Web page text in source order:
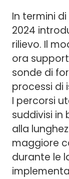
In termini
2024
rilievo. Il
ora
sonde di
processi di
I percorsi
suddivisi in
alla
maggiore
durante le